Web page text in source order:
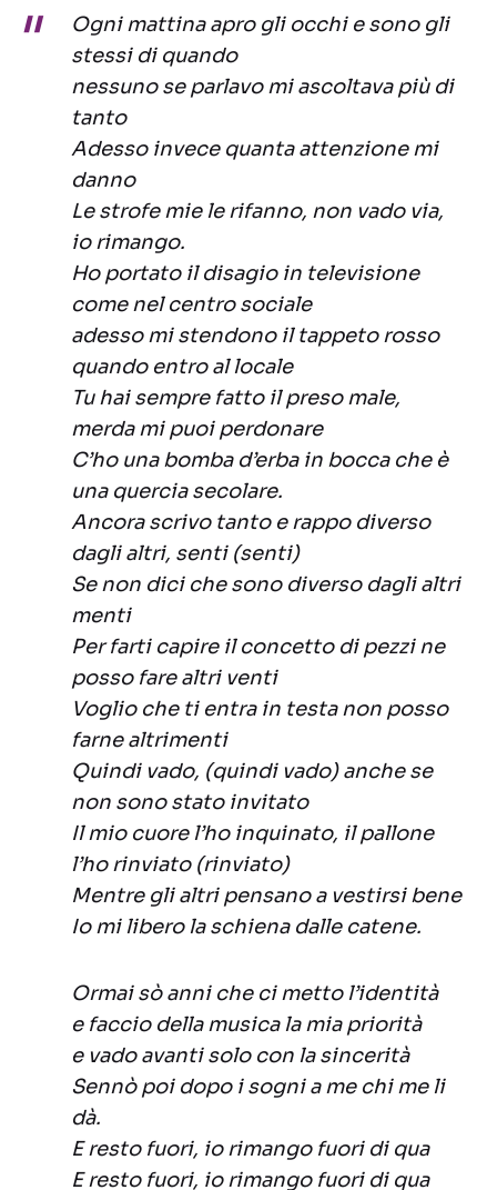
Ogni mattina apro gli occhi e sono gli
stessi di quando
nessuno se parlavo mi ascoltava più di
tanto
Adesso invece quanta attenzione mi
danno
Le strofe mie le rifanno, non vado via,
io rimango.
Ho portato il disagio in televisione
come nel centro sociale
adesso mi stendono il tappeto rosso
quando entro al locale
Tu hai sempre fatto il preso male,
merda mi puoi perdonare
C’ho una bomba d’erba in bocca che è
una quercia secolare.
Ancora scrivo tanto e rappo diverso
dagli altri, senti (senti)
Se non dici che sono diverso dagli altri
menti
Per farti capire il concetto di pezzi ne
posso fare altri venti
Voglio che ti entra in testa non posso
farne altrimenti
Quindi vado, (quindi vado) anche se
non sono stato invitato
Il mio cuore l’ho inquinato, il pallone
l’ho rinviato (rinviato)
Mentre gli altri pensano a vestirsi bene
Io mi libero la schiena dalle catene.
Ormai sò anni che ci metto l’identità
e faccio della musica la mia priorità
e vado avanti solo con la sincerità
Sennò poi dopo i sogni a me chi me li
dà.
E resto fuori, io rimango fuori di qua
E resto fuori, io rimango fuori di qua